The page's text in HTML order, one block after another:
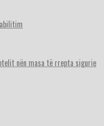
nën masa të rrepta sigurie